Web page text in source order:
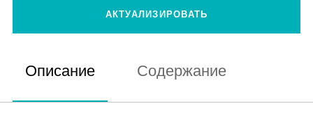
АКТУАЛИЗИРОВАТЬ
Описание Содержание